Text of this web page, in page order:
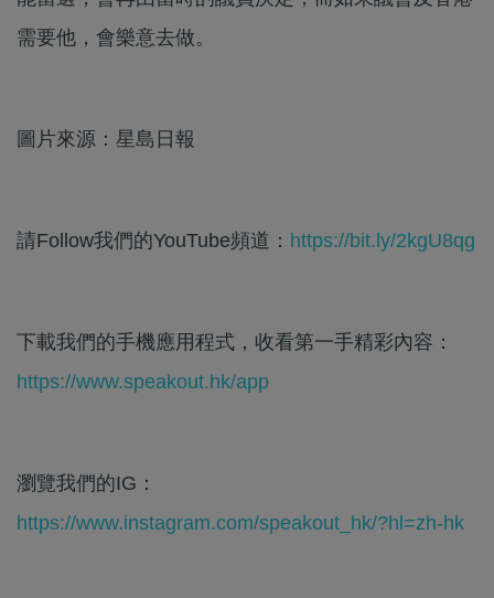
需要他，會樂意去做。
圖片來源：星島日報
請Follow我們的YouTube頻道： https://bit.ly/2kgU8qg
下載我們的手機應用程式，收看第一手精彩內容：
https://www.speakout.hk/app
瀏覽我們的IG：
https://www.instagram.com/speakout_hk/?hl=zh-hk